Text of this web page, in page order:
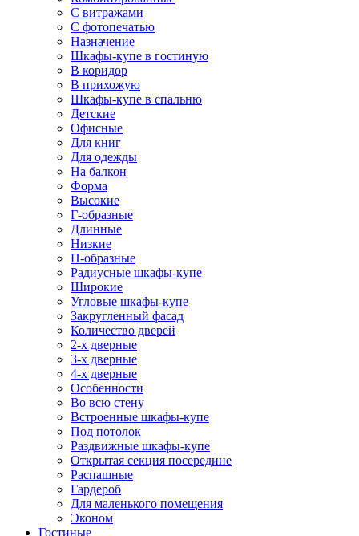
С витражами
С фотопечатью
Назначение
Шкафы-купе в гостиную
В коридор
В прихожую
Шкафы-купе в спальню
Детские
Офисные
Для книг
Для одежды
На балкон
Форма
Высокие
Г-образные
Длинные
Низкие
П-образные
Радиусные шкафы-купе
Широкие
Угловые шкафы-купе
Закругленный фасад
Количество дверей
2-х дверные
3-х дверные
4-х дверные
Особенности
Во всю стену
Встроенные шкафы-купе
Под потолок
Раздвижные шкафы-купе
Открытая секция посередине
Распашные
Гардероб
Для маленького помещения
Эконом
Гостиные